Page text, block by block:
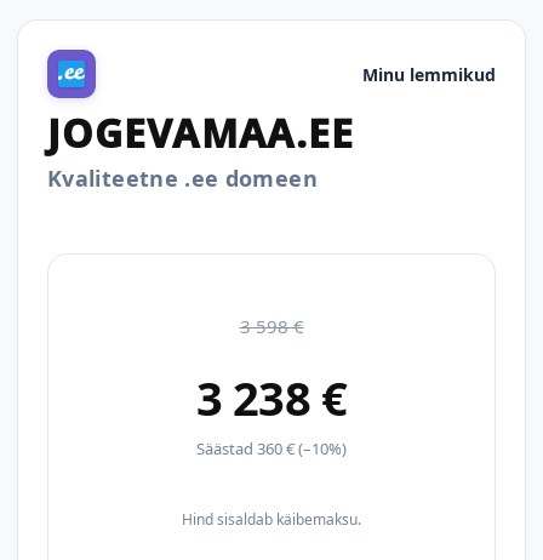
Minu lemmikud
JOGEVAMAA.EE
Kvaliteetne .ee domeen
3 598 €
3 238 €
Säästad 360 € (–10%)
Hind sisaldab käibemaksu.